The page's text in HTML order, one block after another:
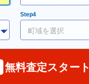
Step4
無料査定スタート